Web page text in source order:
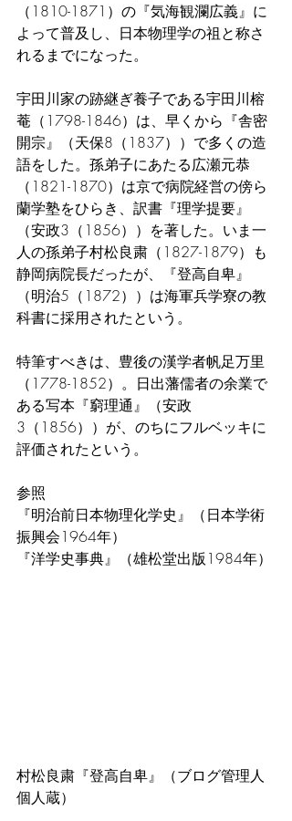
（1810-1871）の『気海観瀾広義』に
よって普及し、日本物理学の祖と称さ
れるまでになった。
宇田川家の跡継ぎ養子である宇田川榕
菴（1798-1846）は、早くから『舎密
開宗』（天保8（1837））で多くの造
語をした。孫弟子にあたる広瀬元恭
（1821-1870）は京で病院経営の傍ら
蘭学塾をひらき、訳書『理学提要』
（安政3（1856））を著した。いま一
人の孫弟子村松良粛（1827-1879）も
静岡病院長だったが、『登高自卑』
（明治5（1872））は海軍兵学寮の教
科書に採用されたという。
特筆すべきは、豊後の漢学者帆足万里
（1778-1852）。日出藩儒者の余業で
ある写本『窮理通』（安政
3（1856））が、のちにフルベッキに
評価されたという。
参照
『明治前日本物理化学史』（日本学術
振興会1964年）
『洋学史事典』（雄松堂出版1984年）
村松良粛『登高自卑』（ブログ管理人
個人蔵）